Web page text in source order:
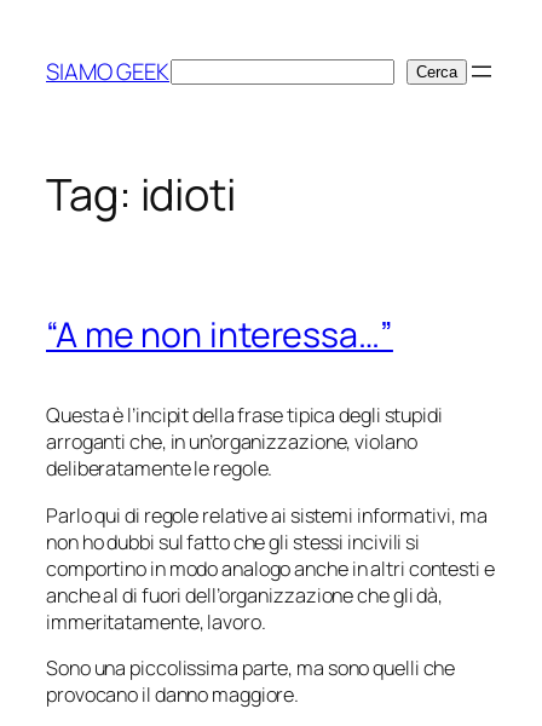
contenuto
SIAMO GEEKCerca Cerca
Tag: idioti
“A me non interessa…”
Questa è l’incipit della frase tipica degli stupidi
arroganti che, in un’organizzazione, violano
deliberatamente le regole.
Parlo qui di regole relative ai sistemi informativi, ma
non ho dubbi sul fatto che gli stessi incivili si
comportino in modo analogo anche in altri contesti e
anche al di fuori dell’organizzazione che gli dà,
immeritatamente, lavoro.
Sono una piccolissima parte, ma sono quelli che
provocano il danno maggiore.